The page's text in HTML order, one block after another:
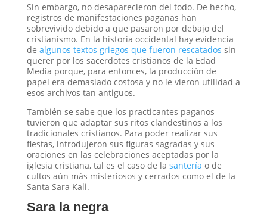
Sin embargo, no desaparecieron del todo. De hecho,
registros de manifestaciones paganas han
sobrevivido debido a que pasaron por debajo del
cristianismo. En la historia occidental hay evidencia
de algunos textos griegos que fueron rescatados sin
querer por los sacerdotes cristianos de la Edad
Media porque, para entonces, la producción de
papel era demasiado costosa y no le vieron utilidad a
esos archivos tan antiguos.
También se sabe que los practicantes paganos
tuvieron que adaptar sus ritos clandestinos a los
tradicionales cristianos. Para poder realizar sus
fiestas, introdujeron sus figuras sagradas y sus
oraciones en las celebraciones aceptadas por la
iglesia cristiana, tal es el caso de la santería o de
cultos aún más misteriosos y cerrados como el de la
Santa Sara Kali.
Sara la negra